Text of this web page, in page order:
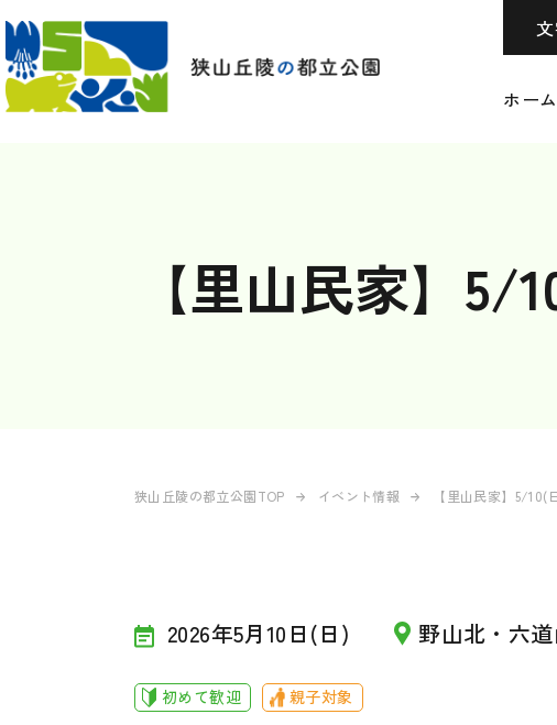
ホーム
【里山民家】
狭山丘陵の都立公園TOP イベント情報 【里山民家】5/10(
2026年5月10日(日) 野山北・六
初めて歓迎 親子対象